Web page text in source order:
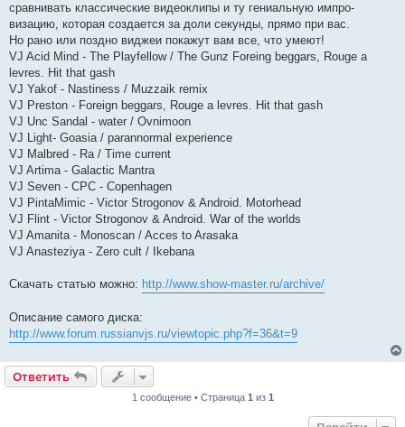
сравнивать классические видеоклипы и ту гениальную импро-
визацию, которая создается за доли секунды, прямо при вас.
Но рано или поздно виджеи покажут вам все, что умеют!
VJ Acid Mind - The Playfellow / The Gunz Foreing beggars, Rouge a
levres. Hit that gash
VJ Yakof - Nastiness / Muzzaik remix
VJ Preston - Foreign beggars, Rouge a levres. Hit that gash
VJ Unc Sandal - water / Ovnimoon
VJ Light- Goasia / parannormal experience
VJ Malbred - Ra / Time current
VJ Artima - Galactic Mantra
VJ Seven - CPC - Copenhagen
VJ PintaMimic - Victor Strogonov & Android. Motorhead
VJ Flint - Victor Strogonov & Android. War of the worlds
VJ Amanita - Monoscan / Acces to Arasaka
VJ Anasteziya - Zero cult / Ikebana
Скачать статью можно: http://www.show-master.ru/archive/
Описание самого диска:
http://www.forum.russianvjs.ru/viewtopic.php?f=36&t=9
Ответить
1 сообщение • Страница 1 из 1